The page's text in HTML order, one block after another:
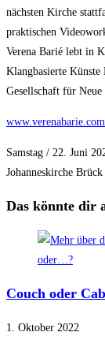
nächsten Kirche
praktischen
Verena Barié lebt in
Klangbasierte
Gesellschaft für Neue
www.verenabarie.com
Samstag / 22. Juni
Johanneskirche Brück
Das könnte dir
Couch oder
1. Oktober 2022